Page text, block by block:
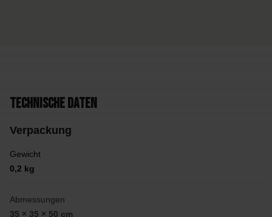
Technische Daten
Verpackung
Gewicht
0,2 kg
Abmessungen
35 × 35 × 50 cm